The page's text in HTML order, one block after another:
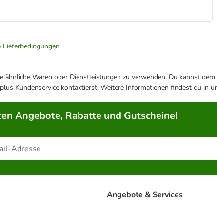
Lieferbedingungen
Waren oder Dienstleistungen zu verwenden. Du kannst
Kundenservice kontaktierst. Weitere Informationen findest du in
Angebote, Rabatte und Gutscheine!
Angebote & Services